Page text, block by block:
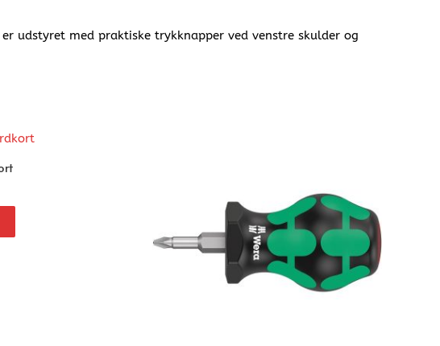
udstyret med praktiske trykknapper ved venstre skulder og